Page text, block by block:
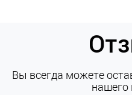
Вы всегда можете
нашего